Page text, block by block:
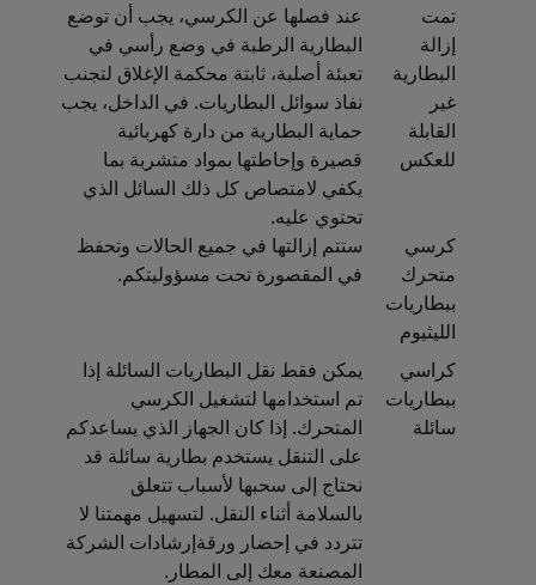
تمت
إزالة
البطارية
غير
القابلة
للعكس
عند فصلها عن الكرسي، يجب أن توضع
البطارية الرطبة في وضع رأسي في
تعبئة أصلبة، ثابتة محكمة الإغلاق لتجنب
نفاذ سوائل البطاريات. في الداخل، يجب
حماية البطارية من دارة كهربائية
قصيرة وإحاطتها بمواد متشربة بما
يكفي لامتصاص كل ذلك السائل الذي
تحتوي عليه.
كرسي
متحرك
ببطاريات
الليثيوم
ستتم إزالتها في جميع الحالات وتحفظ
في المقصورة تحت مسؤوليتكم.
كراسي
ببطاريات
سائلة
يمكن فقط نقل البطاريات السائلة إذا
تم استخدامها لتشغيل الكرسي
المتحرك. إذا كان الجهاز الذي يساعدكم
على التنقل يستخدم بطارية سائلة قد
نحتاج إلى سحبها لأسباب تتعلق
بالسلامة أثناء النقل. لتسهيل مهمتنا لا
تتردد في إحضار ورقةإرشادات الشركة
المصنعة معك إلى المطار.